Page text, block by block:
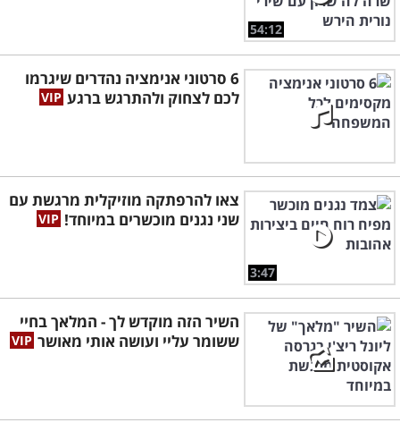
54:12
6 סרטוני אנימציה נהדרים שיגרמו
לכם לצחוק ולהתרגש ברגע
3:47
צאו להרפתקה מוזיקלית מרגשת עם
שני נגנים מוכשרים במיוחד!
השיר הזה מוקדש לך - המלאך בחיי
ששומר עליי ועושה אותי מאושר